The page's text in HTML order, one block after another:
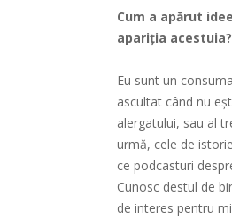
Cum a apărut
apariția acestuia?
Eu sunt un
ascultat când nu
alergatului, sau al
urmă, cele de
ce podcasturi
Cunosc destul de
de interes pentru